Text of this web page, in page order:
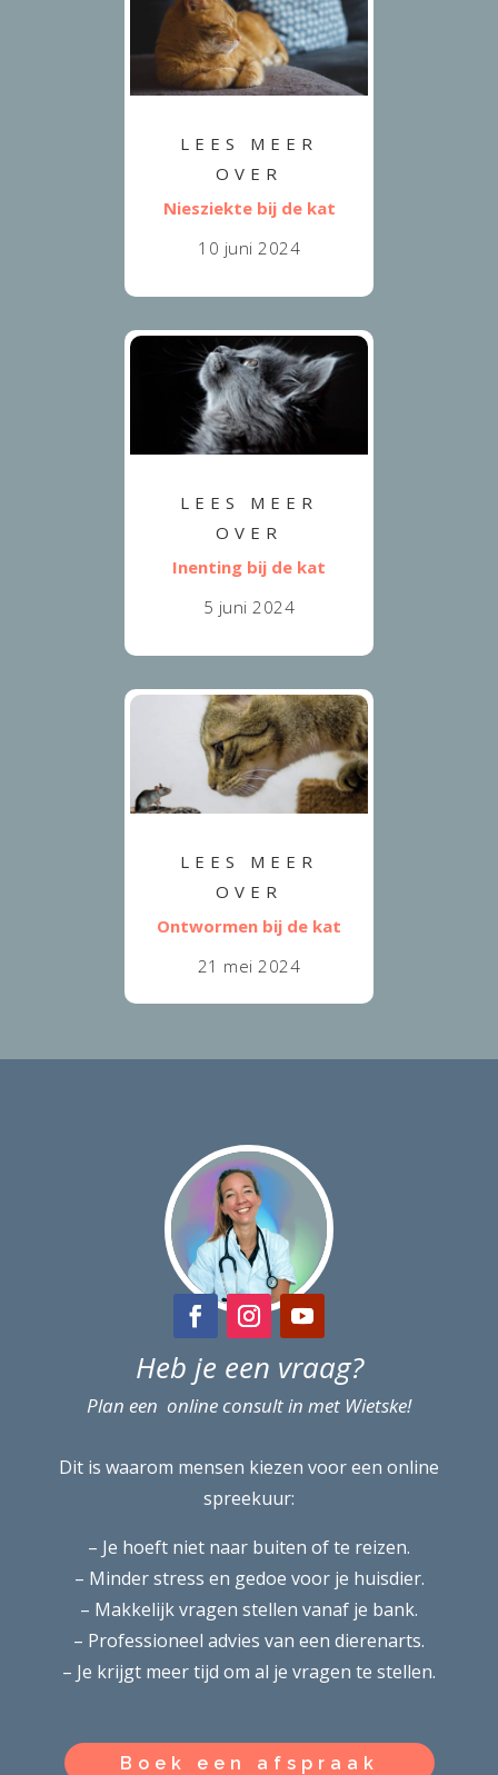
LEES MEER
OVER
Niesziekte bij de kat
10 juni 2024
LEES MEER
OVER
Inenting bij de kat
5 juni 2024
LEES MEER
OVER
Ontwormen bij de kat
21 mei 2024
Heb je een vraag?
Plan een online consult in met Wietske!
Dit is waarom mensen kiezen voor een online
spreekuur:
– Je hoeft niet naar buiten of te reizen.
– Minder stress en gedoe voor je huisdier.
– Makkelijk vragen stellen vanaf je bank.
– Professioneel advies van een dierenarts.
– Je krijgt meer tijd om al je vragen te stellen.
Boek een afspraak